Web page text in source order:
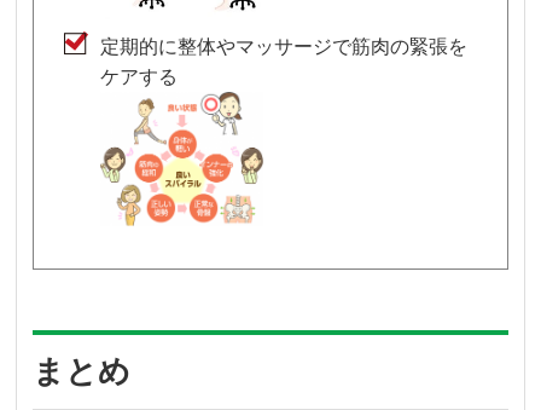
定期的に整体やマッサージで筋肉の緊張を
ケアする
まとめ